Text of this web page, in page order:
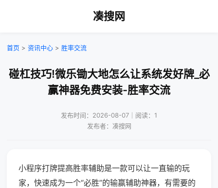
凑搜网
首页 > 资讯中心 > 胜率交流
碰杠技巧!微乐锄大地怎么让系统发好牌_必
赢神器免费安装-胜率交流
发布时间：2026-08-07｜阅读：1
发布者：凑搜网
小程序打牌提高胜率辅助是一款可以让一直输的玩
家，快速成为一个“必胜”的输赢辅助神器，有需要的